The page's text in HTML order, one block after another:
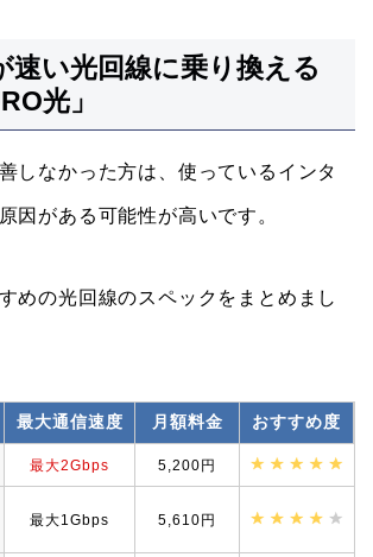
速い光回線に乗り換える
光」
しなかった方は、使っているインタ
因がある可能性が高いです。
めの光回線のスペックをまとめまし
最大通信速度 月額料金 おすすめ度
最大2Gbps 5,200円
最大1Gbps 5,610円